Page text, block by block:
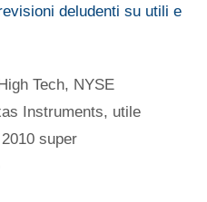
deludenti su utili e
Tech, NYSE
Instruments, utile
super